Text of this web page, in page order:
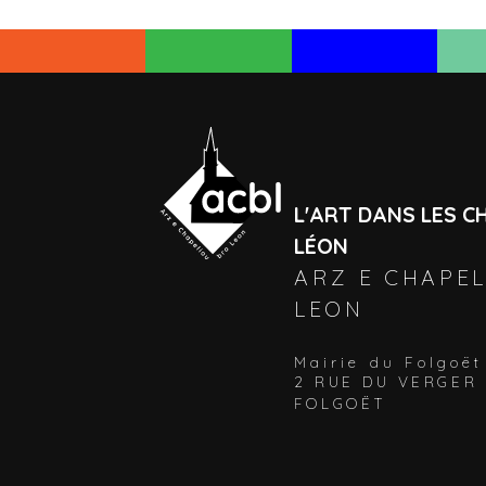
L'ART DANS LES
LÉON
ARZ E
LEON
Mairie du Folgoët
2 RUE DU
FOLGOËT